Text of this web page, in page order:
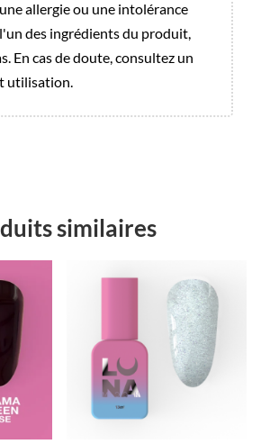
allergie ou une intolérance
des ingrédients du produit,
En cas de doute, consultez un
utilisation.
similaires